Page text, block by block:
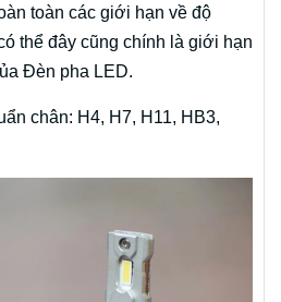
toàn các giới hạn về độ
thể đây cũng chính là giới hạn
Đèn pha LED.
chân: H4, H7, H11, HB3,